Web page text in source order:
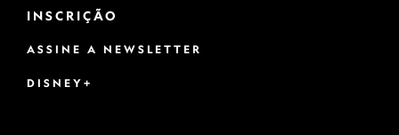
INSCRIÇÃO
ASSINE A NEWSLETTER
DISNEY+